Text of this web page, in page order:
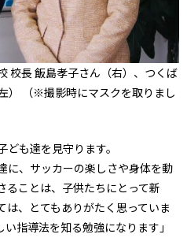
校長 飯島孝子さん（右）、つくば
） （※撮影時にマスクを取りまし
も達を見守ります。
に、サッカーの楽しさや身体を動
ることは、子供たちにとって新
、とてもありがたく思っていま
指導法を知る勉強になります」